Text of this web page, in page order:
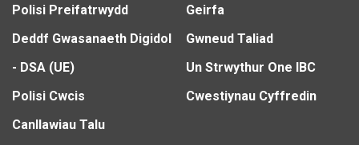
Polisi Preifatrwydd
Deddf Gwasanaeth Digidol
- DSA (UE)
Polisi Cwcis
Canllawiau Talu
Geirfa
Gwneud Taliad
Un Strwythur One IBC
Cwestiynau Cyffredin